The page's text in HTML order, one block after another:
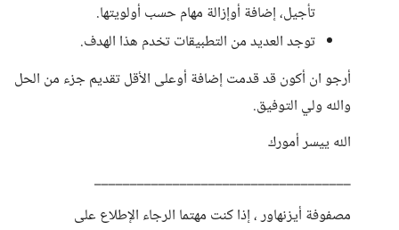
تأجيل، إضافة أوإزالة مهام حسب أولويتها.
توجد العديد من التطبيقات تخدم هذا الهدف.
أرجو ان أكون قد قدمت إضافة أوعلى الأقل تقديم جزء من الحل
والله ولي التوفيق.
الله ييسر أمورك
____________________________________
مصفوفة أيزنهاور ، إذا كنت مهتما الرجاء الإطلاع على